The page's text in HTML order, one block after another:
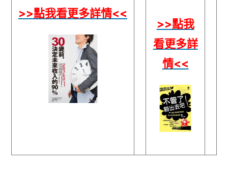
>>點我看更多詳情<<
>>點我
看更多詳
情<<